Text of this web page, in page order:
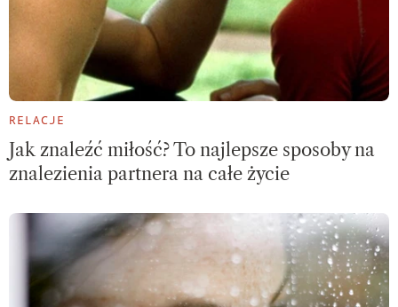
RELACJE
Jak znaleźć miłość? To najlepsze sposoby na
znalezienia partnera na całe życie